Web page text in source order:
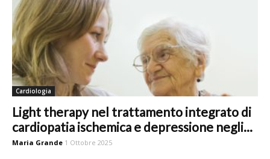
Cardiologia
Light therapy nel trattamento integrato di
cardiopatia ischemica e depressione negli...
Maria Grande 1 Ottobre 2025